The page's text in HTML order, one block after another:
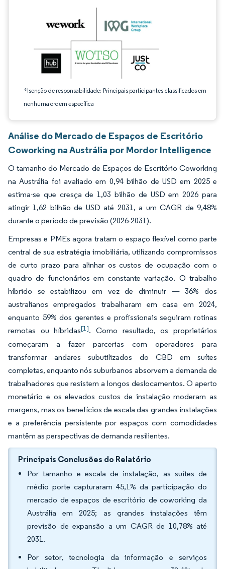
*Isenção de responsabilidade: Principais participantes classificados em
nenhuma ordem específica
Análise do Mercado de Espaços de Escritório
Coworking na Austrália por Mordor Intelligence
O tamanho do Mercado de Espaços de Escritório Coworking
na Austrália foi avaliado em 0,94 bilhão de USD em 2025 e
estima-se que cresça de 1,03 bilhão de USD em 2026 para
atingir 1,62 bilhão de USD até 2031, a um CAGR de 9,48%
durante o período de previsão (2026-2031).
Empresas e PMEs agora tratam o espaço flexível como parte
central de sua estratégia imobiliária, utilizando compromissos
de curto prazo para alinhar os custos de ocupação com o
quadro de funcionários em constante variação. O trabalho
híbrido se estabilizou em vez de diminuir — 36% dos
australianos empregados trabalharam em casa em 2024,
enquanto 59% dos gerentes e profissionais seguiram rotinas
remotas ou híbridas[1]. Como resultado, os proprietários
começaram a fazer parcerias com operadores para
transformar andares subutilizados do CBD em suítes
completas, enquanto nós suburbanos absorvem a demanda de
trabalhadores que resistem a longos deslocamentos. O aperto
monetário e os elevados custos de instalação moderam as
margens, mas os benefícios de escala das grandes instalações
e a preferência persistente por espaços com comodidades
mantêm as perspectivas de demanda resilientes.
Principais Conclusões do Relatório
Por tamanho e escala de instalação, as suítes de
médio porte capturaram 45,1% da participação do
mercado de espaços de escritório de coworking da
Austrália em 2025; as grandes instalações têm
previsão de expansão a um CAGR de 10,78% até
2031.
Por setor, tecnologia da informação e serviços